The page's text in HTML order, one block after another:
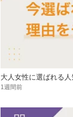
大人女性に選ばれる
1週間前